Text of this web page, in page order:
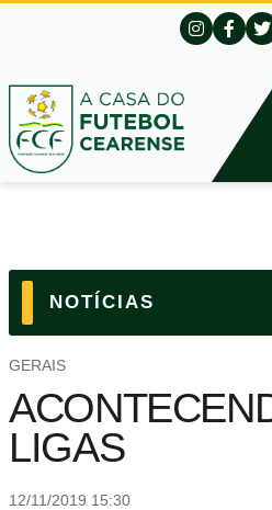
NOTÍCIAS
GERAIS
LIGAS
12/11/2019 15:30